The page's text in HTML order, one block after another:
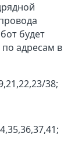
будет
адресам в
38;